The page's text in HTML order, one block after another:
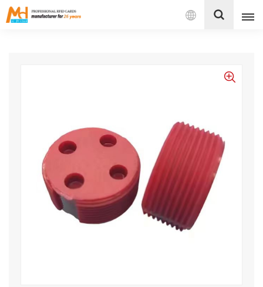
بالعربية
Português
بالعربية